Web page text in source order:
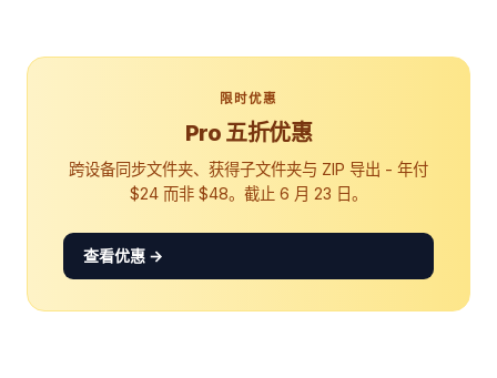
限时优惠
Pro 五折优惠
跨设备同步文件夹、获得子文件夹与 ZIP 导出 - 年付
$24 而非 $48。截止 6 月 23 日。
查看优惠 →